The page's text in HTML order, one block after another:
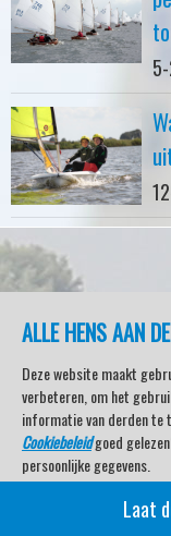
ALLE HENS AAN
Deze website maakt
verbeteren, om het
informatie van derden te
Cookiebeleidgoed
persoonlijke gegevens.
Veel kijkplezier metLaat